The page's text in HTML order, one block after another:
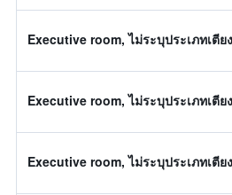
Executive room, ไม่ระบุประเภทเตียง
Executive room, ไม่ระบุประเภทเตียง
Executive room, ไม่ระบุประเภทเตียง